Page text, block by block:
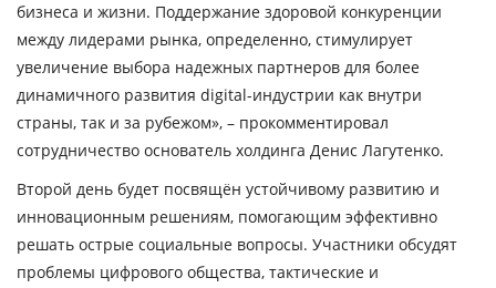
бизнеса и жизни. Поддержание здоровой конкуренции
между лидерами рынка, определенно, стимулирует
увеличение выбора надежных партнеров для более
динамичного развития digital-индустрии как внутри
страны, так и за рубежом», – прокомментировал
сотрудничество основатель холдинга Денис Лагутенко.
Второй день будет посвящён устойчивому развитию и
инновационным решениям, помогающим эффективно
решать острые социальные вопросы. Участники обсудят
проблемы цифрового общества, тактические и